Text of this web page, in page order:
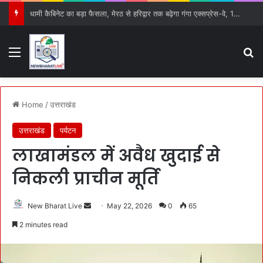
धामी कैबिनेट का बड़ा फैसला, मेरठ से हरिद्वार तक बढ़ेगा गंगा एक्सप्रेस-वे, 15 प्रस्तावों को मिली हरी झंडी
Menu
Home /उत्तराखंड
उत्तराखंड पर्यटन
लाखामंडल में अवैध खुदाई से
निकली प्राचीन मूर्ति
New Bharat Live May 22, 2026 0 65
2 minutes read